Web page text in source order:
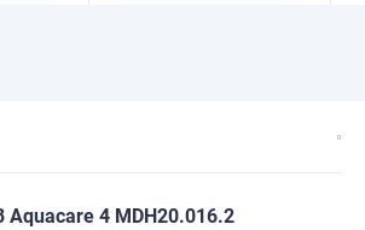
Aquacare 4 MDH20.016.2